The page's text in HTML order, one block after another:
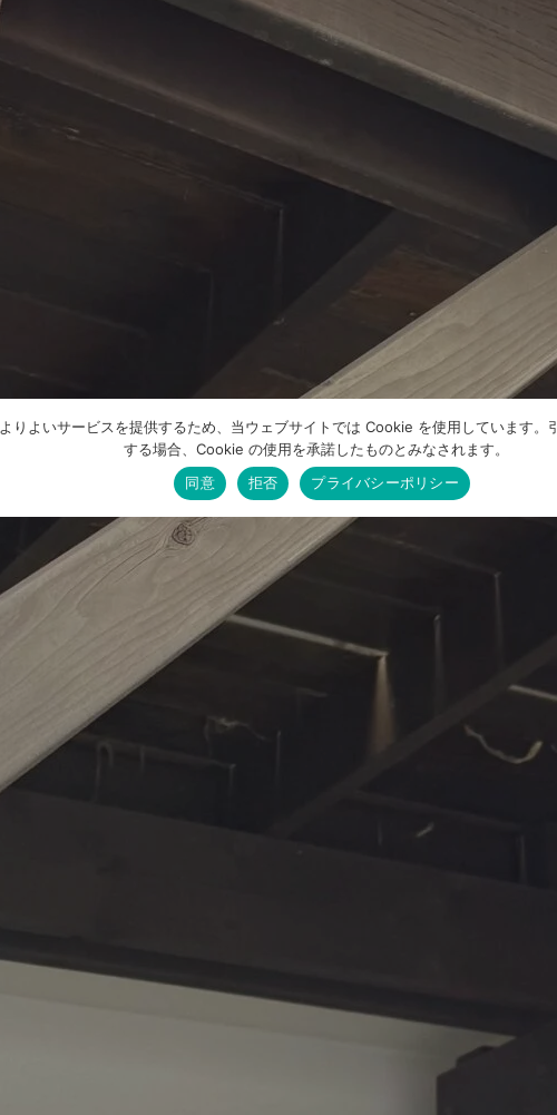
よりよいサービスを提供するため、当ウェブサイトでは Cookie を使用しています。
する場合、Cookie の使用を承諾したものとみなされます。
同意
拒否 プライバシーポリシー